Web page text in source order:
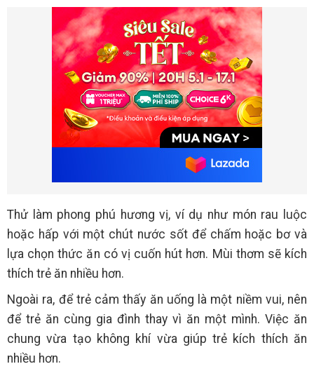
Thử làm phong phú hương vị, ví dụ như món rau luộc
hoặc hấp với một chút nước sốt để chấm hoặc bơ và
lựa chọn thức ăn có vị cuốn hút hơn. Mùi thơm sẽ kích
thích trẻ ăn nhiều hơn.
Ngoài ra, để trẻ cảm thấy ăn uống là một niềm vui, nên
để trẻ ăn cùng gia đình thay vì ăn một mình. Việc ăn
chung vừa tạo không khí vừa giúp trẻ kích thích ăn
nhiều hơn.